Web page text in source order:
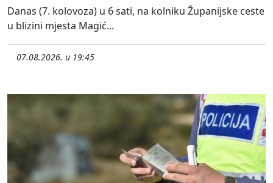
Danas (7. kolovoza) u 6 sati, na kolniku Županijske ceste
u blizini mjesta Magić...
07.08.2026. u 19:45